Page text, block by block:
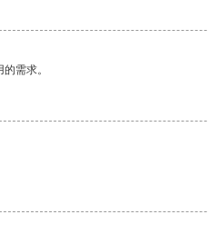
需求。